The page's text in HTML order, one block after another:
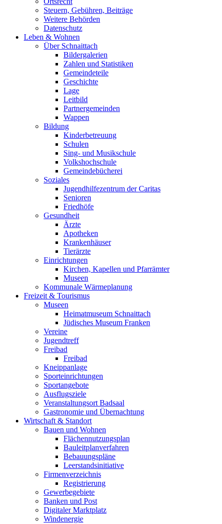
Steuern, Gebühren, Beiträge
Weitere Behörden
Datenschutz
Leben & Wohnen
Über Schnaittach
Bildergalerien
Zahlen und Statistiken
Gemeindeteile
Geschichte
Lage
Leitbild
Partnergemeinden
Wappen
Bildung
Kinderbetreuung
Schulen
Sing- und Musikschule
Volkshochschule
Gemeindebücherei
Soziales
Jugendhilfezentrum der Caritas
Senioren
Friedhöfe
Gesundheit
Ärzte
Apotheken
Krankenhäuser
Tierärzte
Einrichtungen
Kirchen, Kapellen und Pfarrämter
Museen
Kommunale Wärmeplanung
Freizeit & Tourismus
Museen
Heimatmuseum Schnaittach
Jüdisches Museum Franken
Vereine
Jugendtreff
Freibad
Freibad
Kneippanlage
Sporteinrichtungen
Sportangebote
Ausflugsziele
Veranstaltungsort Badsaal
Gastronomie und Übernachtung
Wirtschaft & Standort
Bauen und Wohnen
Flächennutzungsplan
Bauleitplanverfahren
Bebauungspläne
Leerstandsinitiative
Firmenverzeichnis
Registrierung
Gewerbegebiete
Banken und Post
Digitaler Marktplatz
Windenergie